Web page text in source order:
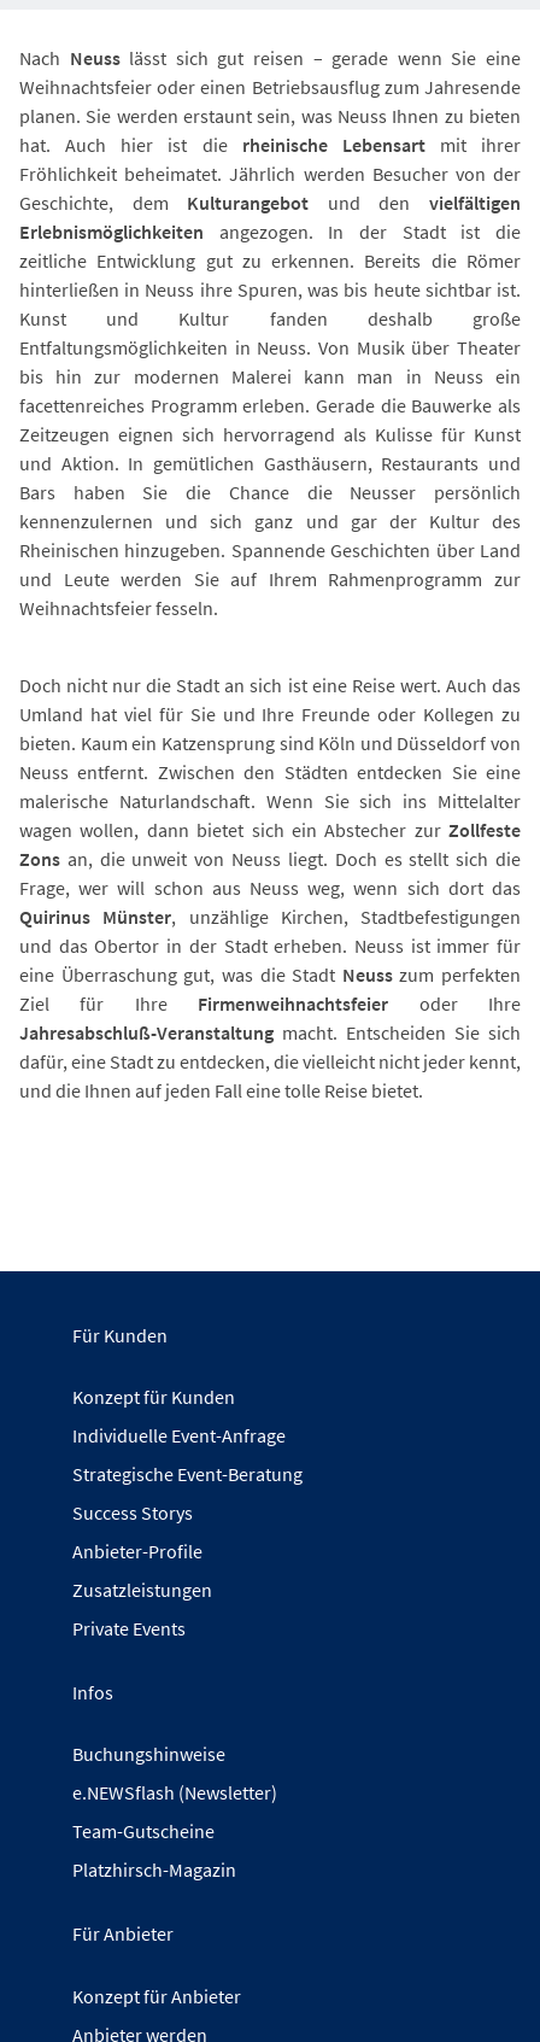
Nach Neuss lässt sich gut reisen – gerade wenn Sie eine
Weihnachtsfeier oder einen Betriebsausflug zum Jahresende
planen. Sie werden erstaunt sein, was Neuss Ihnen zu bieten
hat. Auch hier ist die rheinische Lebensartmit ihrer
Fröhlichkeit beheimatet. Jährlich werden Besucher von der
Geschichte, dem Kulturangebot und denvielfältigen
Erlebnismöglichkeiten angezogen. In der Stadt ist die
zeitliche Entwicklung gut zu erkennen. Bereits die Römer
hinterließen in Neuss ihre Spuren, was bis heute sichtbar ist.
Kunst und Kultur fanden deshalb große
Entfaltungsmöglichkeiten in Neuss. Von Musik über Theater
bis hin zur modernen Malerei kann man in Neuss ein
facettenreiches Programm erleben. Gerade die Bauwerke als
Zeitzeugen eignen sich hervorragend als Kulisse für Kunst
und Aktion. In gemütlichen Gasthäusern, Restaurants und
Bars haben Sie die Chance die Neusser persönlich
kennenzulernen und sich ganz und gar der Kultur des
Rheinischen hinzugeben. Spannende Geschichten über Land
und Leute werden Sie auf Ihrem Rahmenprogramm zur
Weihnachtsfeier fesseln.
Doch nicht nur die Stadt an sich ist eine Reise wert. Auch das
Umland hat viel für Sie und Ihre Freunde oder Kollegen zu
bieten. Kaum ein Katzensprung sind Köln und Düsseldorf von
Neuss entfernt. Zwischen den Städten entdecken Sie eine
malerische Naturlandschaft. Wenn Sie sich ins Mittelalter
wagen wollen, dann bietet sich ein Abstecher zur Zollfeste
Zons an, die unweit von Neuss liegt. Doch es stellt sich die
Frage, wer will schon aus Neuss weg, wenn sich dort das
Quirinus Münster, unzählige Kirchen, Stadtbefestigungen
und das Obertor in der Stadt erheben. Neuss ist immer für
eine Überraschung gut, was die Stadt Neusszum perfekten
Ziel für Ihre Firmenweihnachtsfeier oder Ihre
Jahresabschluß-Veranstaltung macht. Entscheiden Sie sich
dafür, eine Stadt zu entdecken, die vielleicht nicht jeder kennt,
und die Ihnen auf jeden Fall eine tolle Reise bietet.
Für Kunden
Konzept für Kunden
Individuelle Event-Anfrage
Strategische Event-Beratung
Success Storys
Anbieter-Profile
Zusatzleistungen
Private Events
Infos
Buchungshinweise
e.NEWSflash (Newsletter)
Team-Gutscheine
Platzhirsch-Magazin
Für Anbieter
Konzept für Anbieter
Anbieter werden